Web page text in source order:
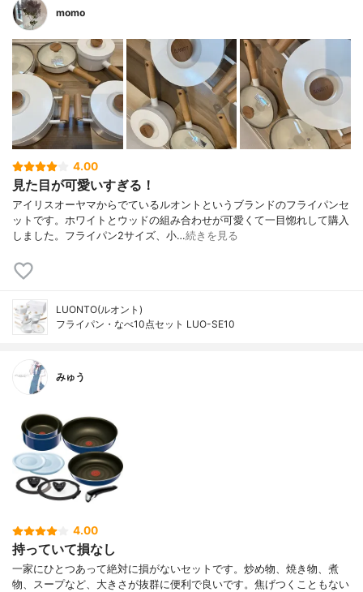
momo
4.00
見た目が可愛いすぎる！
アイリスオーヤマからでているルオントというブランドのフライパンセ
ットです。ホワイトとウッドの組み合わせが可愛くて一目惚れして購入
しました。フライパン2サイズ、小…続きを見る
LUONTO(ルオント)
フライパン・なべ10点セット LUO-SE10
みゅう
4.00
持っていて損なし
一家にひとつあって絶対に損がないセットです。炒め物、焼き物、煮
物、スープなど、大きさが抜群に便利で良いです。焦げつくこともない